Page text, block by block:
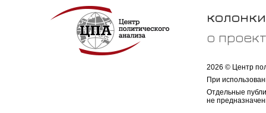
колонки
о
2026 © Центр
При
Отдельные
не